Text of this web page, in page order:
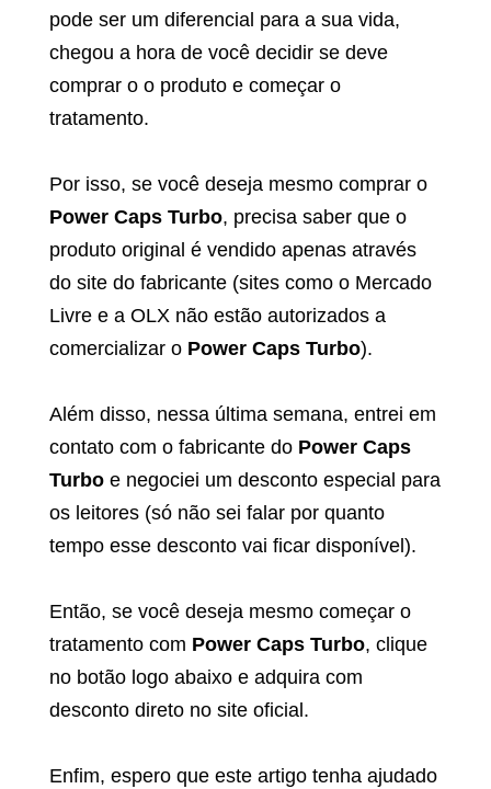
pode ser um diferencial para a sua vida,
chegou a hora de você decidir se deve
comprar o o produto e começar o
tratamento.
Por isso, se você deseja mesmo comprar o
Power Caps Turbo, precisa saber que o
produto original é vendido apenas através
do site do fabricante (sites como o Mercado
Livre e a OLX não estão autorizados a
comercializar o Power Caps Turbo).
Além disso, nessa última semana, entrei em
contato com o fabricante do Power Caps
Turbo e negociei um desconto especial para
os leitores (só não sei falar por quanto
tempo esse desconto vai ficar disponível).
Então, se você deseja mesmo começar o
tratamento com Power Caps Turbo, clique
no botão logo abaixo e adquira com
desconto direto no site oficial.
Enfim, espero que este artigo tenha ajudado